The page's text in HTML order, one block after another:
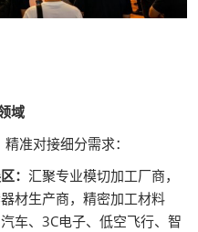
域
准对接细分需求：
： 汇聚专业模切加工厂商，
材生产商，精密加工材料
车、3C电子、低空飞行、智